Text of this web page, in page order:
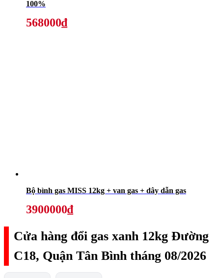
100%
568000₫
Bộ bình gas MISS 12kg + van gas + dây dẫn gas
3900000₫
Cửa hàng đổi gas xanh 12kg Đường
C18, Quận Tân Bình tháng 08/2026